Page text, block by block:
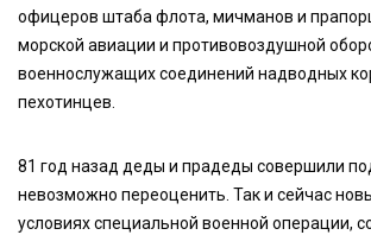
офицеров штаба флота, мичманов и
морской авиации и противовоздушной
военнослужащих соединений надводных
пехотинцев.
81 год назад деды и прадеды совершили
невозможно переоценить. Так и сейчас
условиях специальной военной операции,